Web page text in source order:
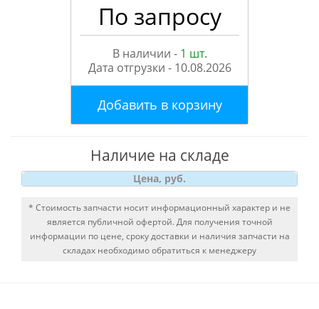
По запросу
В наличии - 1 шт.
Дата отгрузки - 10.08.2026
Добавить в корзину
Наличие на складе
Цена, руб.
* Стоимость запчасти носит информационный характер и не
является публичной офертой. Для получения точной
информации по цене, сроку доставки и наличия запчасти на
складах необходимо обратиться к менеджеру